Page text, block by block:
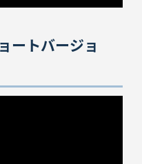
ートバージョ